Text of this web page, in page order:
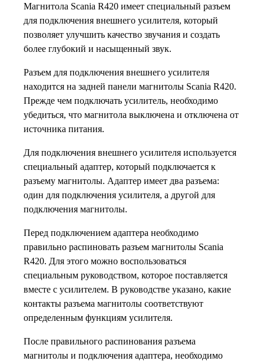
Магнитола Scania R420 имеет специальный разъем
для подключения внешнего усилителя, который
позволяет улучшить качество звучания и создать
более глубокий и насыщенный звук.
Разъем для подключения внешнего усилителя
находится на задней панели магнитолы Scania R420.
Прежде чем подключать усилитель, необходимо
убедиться, что магнитола выключена и отключена от
источника питания.
Для подключения внешнего усилителя используется
специальный адаптер, который подключается к
разъему магнитолы. Адаптер имеет два разъема:
один для подключения усилителя, а другой для
подключения магнитолы.
Перед подключением адаптера необходимо
правильно распиновать разъем магнитолы Scania
R420. Для этого можно воспользоваться
специальным руководством, которое поставляется
вместе с усилителем. В руководстве указано, какие
контакты разъема магнитолы соответствуют
определенным функциям усилителя.
После правильного распинования разъема
магнитолы и подключения адаптера, необходимо